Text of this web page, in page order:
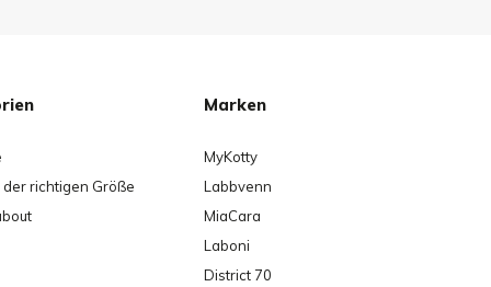
richtigen Größe
Marken
MyKotty
Labbvenn
MiaCara
Laboni
District 70